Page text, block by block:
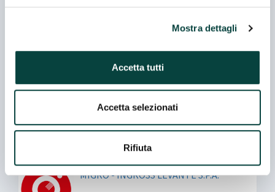
Mostra dettagli
Accetta tutti
Accetta selezionati
Rifiuta
MEDSOL SRL
MIGRO - INGROSS LEVANTE S.P.A.